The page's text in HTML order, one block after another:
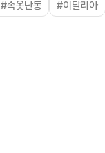
#속옷난동 #이탈리아